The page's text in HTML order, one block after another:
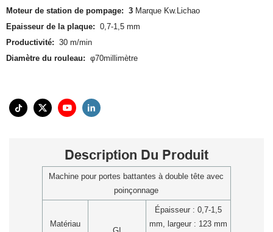
Moteur de station de pompage: 3 Marque Kw.Lichao
Epaisseur de la plaque: 0,7-1,5 mm
Productivité: 30 m/min
Diamètre du rouleau: φ70millimètre
Description Du Produit
Machine pour portes battantes à double tête avec
poinçonnage
Matériau
Épaisseur : 0,7-1,5
mm, largeur : 123 mm